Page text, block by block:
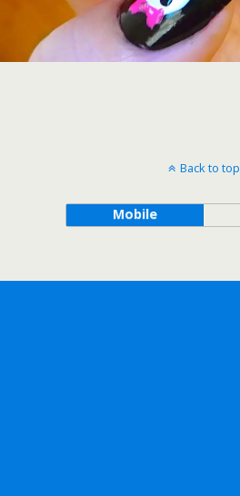
Back to top
Mobile